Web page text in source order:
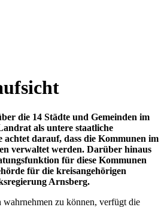
die 14 Städte und Gemeinden im
als untere staatliche
achtet darauf, dass die Kommunen im
verwaltet werden. Darüber hinaus
für diese Kommunen
für die kreisangehörigen
Arnsberg.
zu können, verfügt die